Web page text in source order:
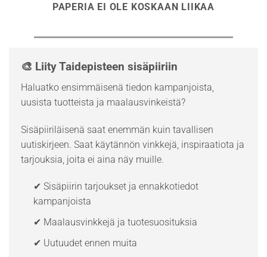
PAPERIA EI OLE KOSKAAN LIIKAA
🎨 Liity Taidepisteen sisäpiiriin
Haluatko ensimmäisenä tiedon kampanjoista,
uusista tuotteista ja maalausvinkeistä?
Sisäpiiriläisenä saat enemmän kuin tavallisen
uutiskirjeen. Saat käytännön vinkkejä, inspiraatiota ja
tarjouksia, joita ei aina näy muille.
✔ Sisäpiirin tarjoukset ja ennakkotiedot
kampanjoista
✔ Maalausvinkkejä ja tuotesuosituksia
✔ Uutuudet ennen muita